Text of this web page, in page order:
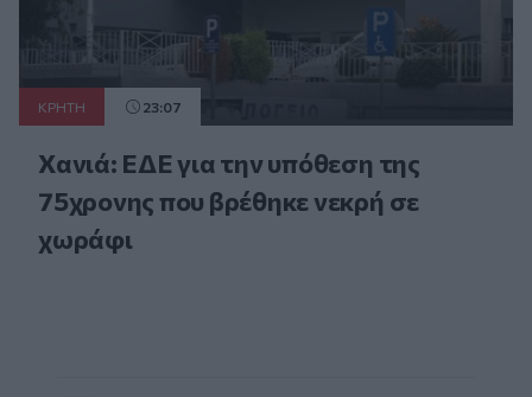
ΚΡΗΤΗ 23:07
Χανιά: ΕΔΕ για την υπόθεση της
75χρονης που βρέθηκε νεκρή σε
χωράφι